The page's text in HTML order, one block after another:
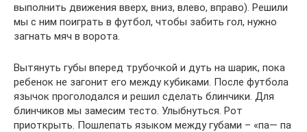
выполнить движения вверх, вниз, влево, вправо). Решили
мы с ним поиграть в футбол, чтобы забить гол, нужно
загнать мяч в ворота.
Вытянуть губы вперед трубочкой и дуть на шарик, пока
ребенок не загонит его между кубиками. После футбола
язычок проголодался и решил сделать блинчики. Для
блинчиков мы замесим тесто. Улыбнуться. Рот
приоткрыть. Пошлепать языком между губами – «па— па